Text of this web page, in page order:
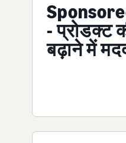
- प्रोडक्ट
बढ़ाने में